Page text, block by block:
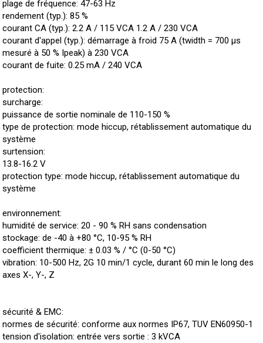
plage de fréquence: 47-63 Hz
rendement (typ.): 85 %
courant CA (typ.): 2.2 A / 115 VCA 1.2 A / 230 VCA
courant d'appel (typ.): démarrage à froid 75 A (twidth = 700 µs
mesuré à 50 % Ipeak) à 230 VCA
courant de fuite: 0.25 mA / 240 VCA
protection:
surcharge:
puissance de sortie nominale de 110-150 %
type de protection: mode hiccup, rétablissement automatique du
système
surtension:
13.8-16.2 V
protection type: mode hiccup, rétablissement automatique du
système
environnement:
humidité de service: 20 - 90 % RH sans condensation
stockage: de -40 à +80 °C, 10-95 % RH
coefficient thermique: ± 0.03 % / °C (0-50 °C)
vibration: 10-500 Hz, 2G 10 min/1 cycle, durant 60 min le long des
axes X-, Y-, Z
sécurité & EMC:
normes de sécurité: conforme aux normes IP67, TUV EN60950-1
tension d'isolation: entrée vers sortie : 3 kVCA